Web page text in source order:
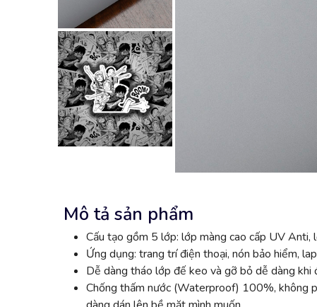
Mô tả sản phẩm
Cấu tạo gồm 5 lớp: lớp màng cao cấp UV
Ứng dụng: trang trí điện thoại, nón bảo hiểm,
Dễ dàng tháo lớp đế keo và gỡ bỏ dễ dàng
Chống thấm nước (Waterproof) 100%, không